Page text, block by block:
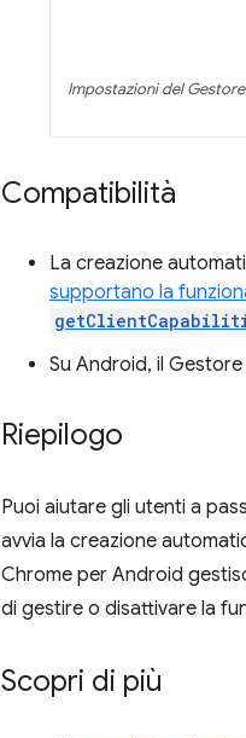
Impostazioni del
Compatibilità
La creazione
supportano la
Su Android, il
Riepilogo
Puoi aiutare gli utenti a
avvia la creazione
Chrome per Android
di gestire o disattivare la
Scopri di più